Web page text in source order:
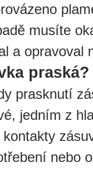
musíte
a opravoval
praská?
prasknutí
jedním z
nebo